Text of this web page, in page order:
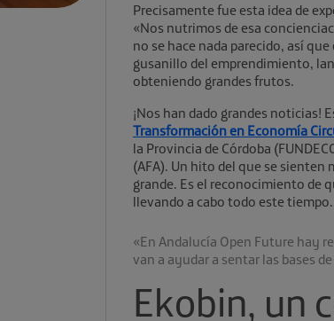
Precisamente fue esta idea de
«Nos nutrimos de esa
no se hace nada parecido, así
gusanillo del emprendimiento,
obteniendo grandes frutos.
¡Nos han dado grandes noticias!
Transformación en Economía
la Provincia de Córdoba
(AFA). Un hito del que se
grande. Es el reconocimiento de
llevando a cabo todo este
«En Andalucía Open Future hay
van a ayudar a sentar las bases
Ekobin, un